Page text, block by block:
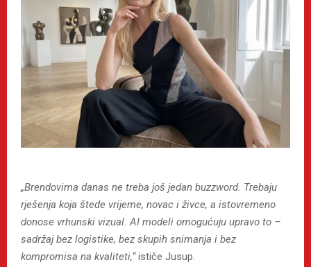
„Brendovima danas ne treba još jedan buzzword. Trebaju
rješenja koja štede vrijeme, novac i živce, a istovremeno
donose vrhunski vizual. AI modeli omogućuju upravo to –
sadržaj bez logistike, bez skupih snimanja i bez
kompromisa na kvaliteti,“ističe Jusup.